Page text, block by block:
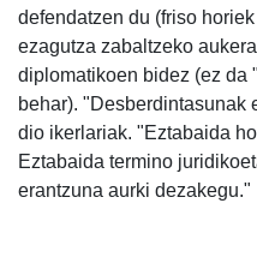
defendatzen du (friso
ezagutza zabaltzeko
diplomatikoen bidez (ez da
behar). "Desberdintasunak
dio ikerlariak. "Eztabaida
Eztabaida termino
erantzuna aurki dezakegu."